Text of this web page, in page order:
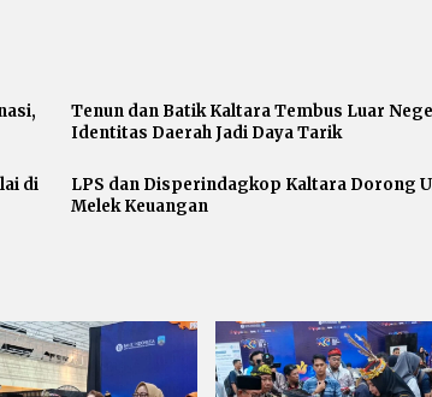
Tenun dan Batik Kaltara Tembus Luar
Identitas Daerah Jadi Daya Tarik
di
LPS dan Disperindagkop Kaltara Dorong
Melek Keuangan